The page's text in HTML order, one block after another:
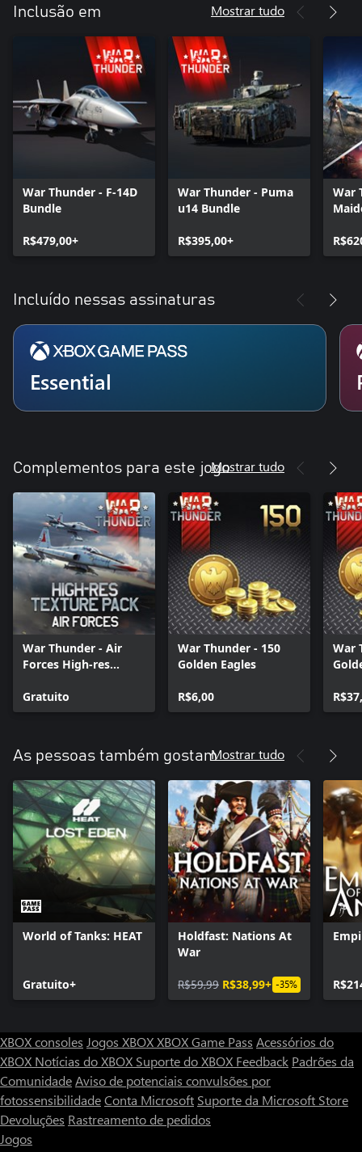
Inclusão em Mostrar tudo
War Thunder - F-14D
Bundle
R$479,00+
War Thunder - Puma
u14 Bundle
R$395,00+
War
Incluído nessas assinaturas
Essential
Complementos para este jogoMostrar tudo
War Thunder - Air
Forces High-res
Gratuito
War Thunder - 150
Golden Eagles
R$6,00
War
As pessoas também gostamMostrar tudo
World of Tanks: HEAT
Gratuito+
Holdfast: Nations At
War
R$59,99 R$38,99+ -35%
XBOX consoles Jogos XBOXXBOX Game Pass Acessórios do
XBOX Notícias do XBOX Suporte do XBOX Feedback Padrões da
ComunidadeAviso de potenciais convulsões por
fotossensibilidadeConta Microsoft Suporte da Microsoft Store
Devoluções Rastreamento de pedidos
Jogos